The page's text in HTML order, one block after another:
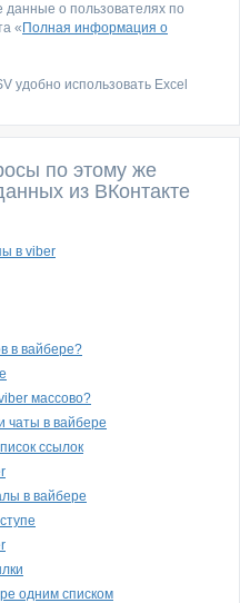
о пользователях по
« Полная информация о
удобно использовать Excel
по этому же
из ВКонтакте
в viber
в вайбере?
массово?
чаты в вайбере
ссылок
в вайбере
одним списком